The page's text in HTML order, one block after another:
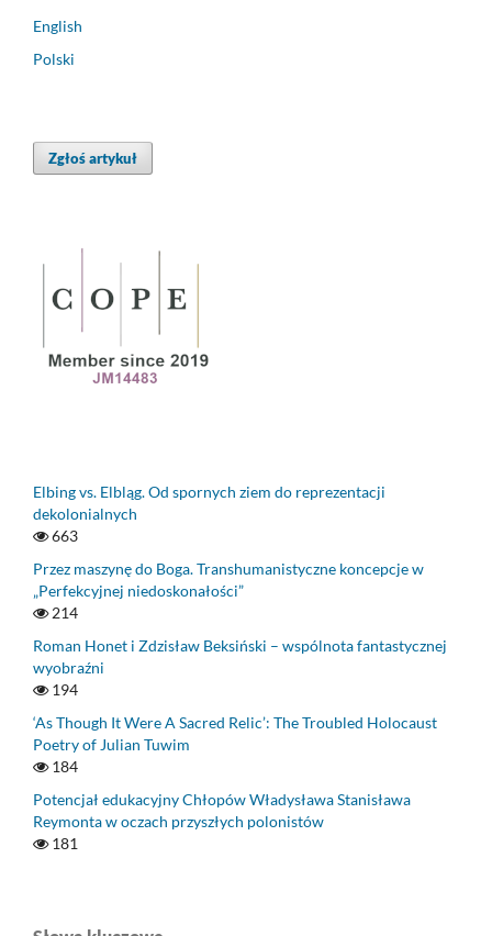
English
Polski
Zgłoś artykuł
Elbing vs. Elbląg. Od spornych ziem do reprezentacji
dekolonialnych
663
Przez maszynę do Boga. Transhumanistyczne koncepcje w
„Perfekcyjnej niedoskonałości”
214
Roman Honet i Zdzisław Beksiński – wspólnota fantastycznej
wyobraźni
194
‘As Though It Were A Sacred Relic’: The Troubled Holocaust
Poetry of Julian Tuwim
184
Potencjał edukacyjny Chłopów Władysława Stanisława
Reymonta w oczach przyszłych polonistów
181